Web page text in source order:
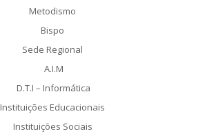
Metodismo
Bispo
Sede Regional
A.I.M
D.T.I – Informática
Instituições Educacionais
Instituições Sociais